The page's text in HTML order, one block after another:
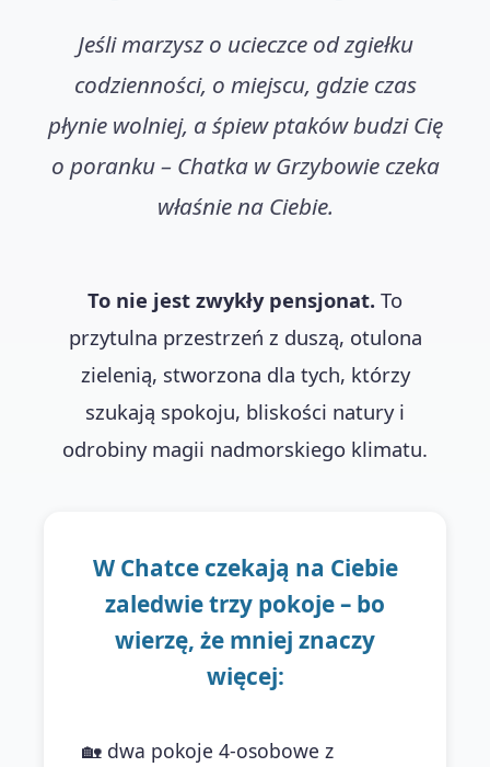
Jeśli marzysz o ucieczce od zgiełku
codzienności, o miejscu, gdzie czas
płynie wolniej, a śpiew ptaków budzi Cię
o poranku – Chatka w Grzybowie czeka
właśnie na Ciebie.
To nie jest zwykły pensjonat. To
przytulna przestrzeń z duszą, otulona
zielenią, stworzona dla tych, którzy
szukają spokoju, bliskości natury i
odrobiny magii nadmorskiego klimatu.
W Chatce czekają na Ciebie
zaledwie trzy pokoje – bo
wierzę, że mniej znaczy
więcej:
🏡 dwa pokoje 4-osobowe z